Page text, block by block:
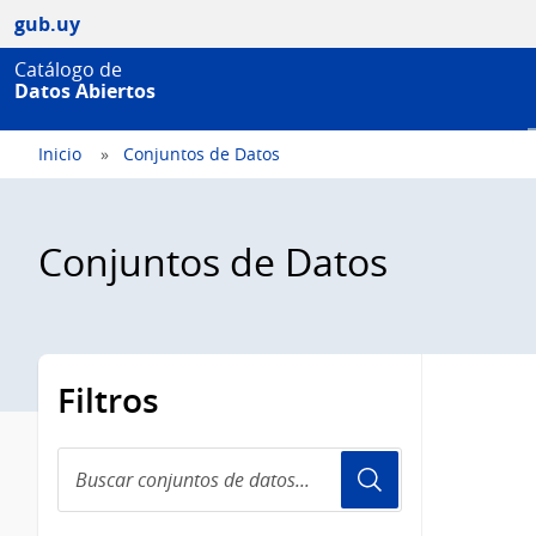
gub.uy
Catálogo de
Datos Abiertos
Inicio Conjuntos de Datos
Conjuntos de Datos
Filtros
conjuntos
de